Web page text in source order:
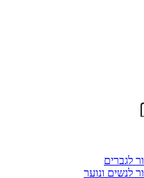
לגברים
לנשים ונוער